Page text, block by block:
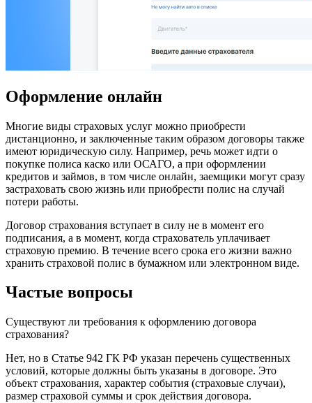
Оформление онлайн
Многие виды страховых услуг можно приобрести
дистанционно, и заключенные таким образом договоры также
имеют юридическую силу. Например, речь может идти о
покупке полиса каско или ОСАГО, а при оформлении
кредитов и займов, в том числе онлайн, заемщики могут сразу
застраховать свою жизнь или приобрести полис на случай
потери работы.
Договор страхования вступает в силу не в момент его
подписания, а в момент, когда страхователь уплачивает
страховую премию. В течение всего срока его жизни важно
хранить страховой полис в бумажном или электронном виде.
Частые вопросы
Существуют ли требования к оформлению договора
страхования?
Нет, но в Статье 942 ГК РФ указан перечень существенных
условий, которые должны быть указаны в договоре. Это
объект страхования, характер события (страховые случаи),
размер страховой суммы и срок действия договора.